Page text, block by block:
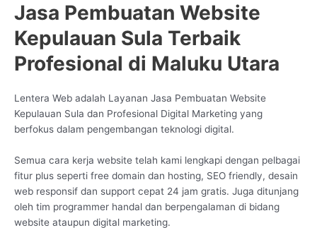
Jasa Pembuatan Website
Kepulauan Sula Terbaik
Profesional di Maluku Utara
Lentera Web adalah Layanan Jasa Pembuatan Website
Kepulauan Sula dan Profesional Digital Marketing yang
berfokus dalam pengembangan teknologi digital.
Semua cara kerja website telah kami lengkapi dengan pelbagai
fitur plus seperti free domain dan hosting, SEO friendly, desain
web responsif dan support cepat 24 jam gratis. Juga ditunjang
oleh tim programmer handal dan berpengalaman di bidang
website ataupun digital marketing.